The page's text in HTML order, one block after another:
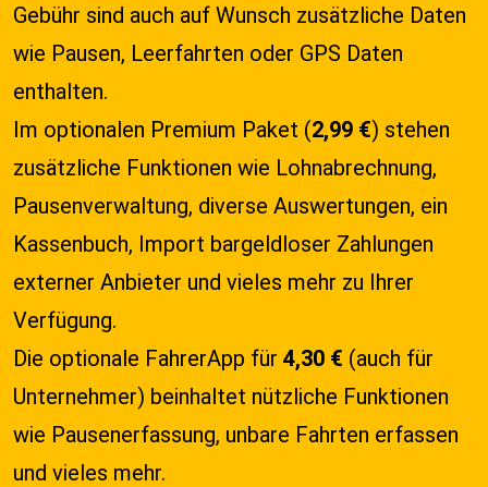
Gebühr sind auch auf Wunsch zusätzliche Daten
wie Pausen, Leerfahrten oder GPS Daten
enthalten.
Im optionalen Premium Paket (2,99 €) stehen
zusätzliche Funktionen wie Lohnabrechnung,
Pausenverwaltung, diverse Auswertungen, ein
Kassenbuch, Import bargeldloser Zahlungen
externer Anbieter und vieles mehr zu Ihrer
Verfügung.
Die optionale FahrerApp für 4,30 € (auch für
Unternehmer) beinhaltet nützliche Funktionen
wie Pausenerfassung, unbare Fahrten erfassen
und vieles mehr.